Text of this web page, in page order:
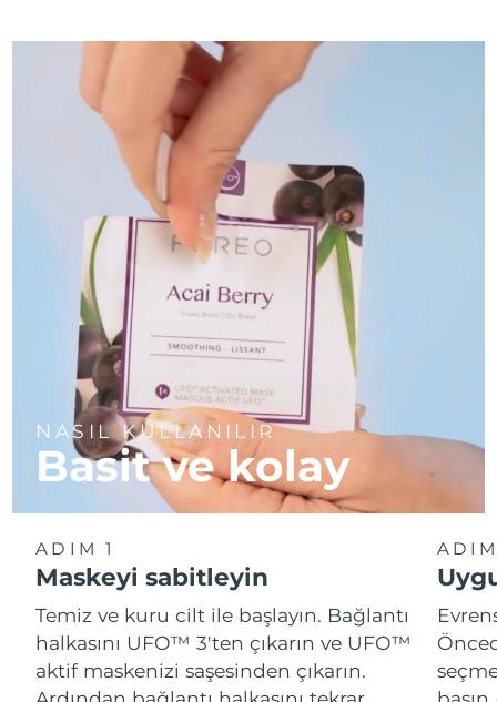
NASIL KULLANILIR
Basit ve kolay
ADIM 1
Maskeyi sabitleyin
Temiz ve kuru cilt ile başlayın. Bağlantı
halkasını UFO™ 3'ten çıkarın ve UFO™
aktif maskenizi saşesinden çıkarın.